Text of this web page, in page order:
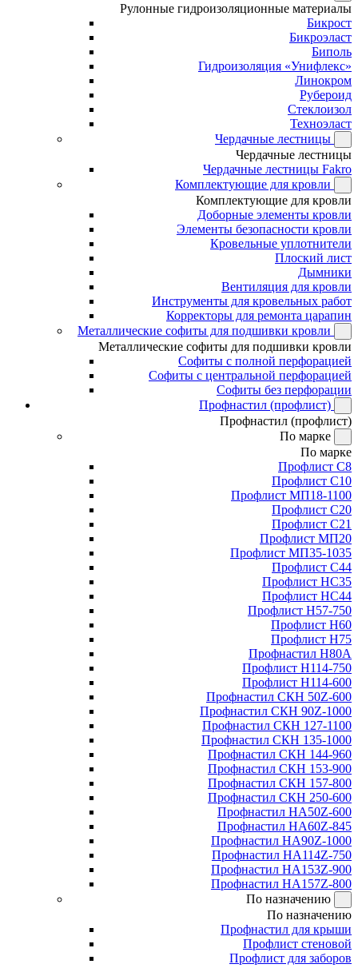
Рулонные гидроизоляционные материалы
Бикрост
Бикроэласт
Биполь
Гидроизоляция «Унифлекс»
Линокром
Рубероид
Стеклоизол
Техноэласт
Чердачные лестницы
Чердачные лестницы
Чердачные лестницы Fakro
Комплектующие для кровли
Комплектующие для кровли
Доборные элементы кровли
Элементы безопасности кровли
Кровельные уплотнители
Плоский лист
Дымники
Вентиляция для кровли
Инструменты для кровельных работ
Корректоры для ремонта царапин
Металлические софиты для подшивки кровли
Металлические софиты для подшивки кровли
Софиты с полной перфорацией
Софиты с центральной перфорацией
Софиты без перфорации
Профнастил (профлист)
Профнастил (профлист)
По марке
По марке
Профлист С8
Профлист С10
Профлист МП18-1100
Профлист С20
Профлист С21
Профлист МП20
Профлист МП35-1035
Профлист С44
Профлист НС35
Профлист НС44
Профлист Н57-750
Профлист Н60
Профлист Н75
Профнастил Н80А
Профлист Н114-750
Профлист Н114-600
Профнастил СКН 50Z-600
Профнастил СКН 90Z-1000
Профнастил СКН 127-1100
Профнастил СКН 135-1000
Профнастил СКН 144-960
Профнастил СКН 153-900
Профнастил СКН 157-800
Профнастил СКН 250-600
Профнастил НА50Z-600
Профнастил НА60Z-845
Профнастил НА90Z-1000
Профнастил НА114Z-750
Профнастил НА153Z-900
Профнастил НА157Z-800
По назначению
По назначению
Профнастил для крыши
Профлист стеновой
Профлист для заборов